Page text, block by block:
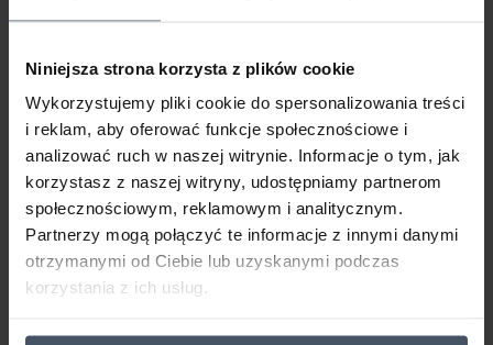
Niniejsza strona korzysta z plików cookie
Wykorzystujemy pliki cookie do spersonalizowania treści
i reklam, aby oferować funkcje społecznościowe i
analizować ruch w naszej witrynie. Informacje o tym, jak
korzystasz z naszej witryny, udostępniamy partnerom
społecznościowym, reklamowym i analitycznym.
Partnerzy mogą połączyć te informacje z innymi danymi
otrzymanymi od Ciebie lub uzyskanymi podczas
korzystania z ich usług.